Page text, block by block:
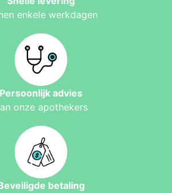
enkele werkdagen
Persoonlijk advies
onze apothekers
betaling